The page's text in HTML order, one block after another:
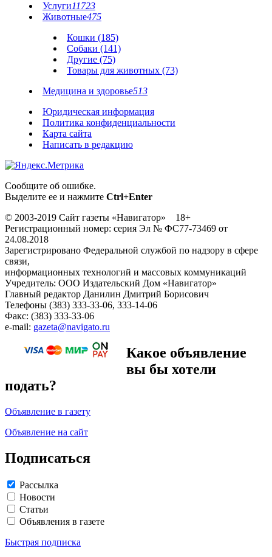
Услуги11723
Животные475
Кошки (185)
Собаки (141)
Другие (75)
Товары для животных (73)
Медицина и здоровье513
Юридическая информация
Политика конфиденциальности
Карта сайта
Написать в редакцию
Сообщите об ошибке.
Выделите ее и нажмите Ctrl+Enter
© 2003-2019 Сайт газеты «Навигатор» 18+
Регистрационный номер: серия Эл № ФС77-73469 от
24.08.2018
Зарегистрировано Федеральной службой по надзору в сфере
связи,
информационных технологий и массовых коммуникаций
Учредитель: ООО Издательский Дом «Навигатор»
Главный редактор Данилин Дмитрий Борисович
Телефоны (383) 333-33-06, 333-14-06
Факс: (383) 333-33-06
e-mail: gazeta@navigato.ru
Какое объявление
вы бы хотели
подать?
Объявление в газету
Объявление на сайт
Подписаться
Рассылка
Новости
Статьи
Объявления в газете
Быстрая подписка